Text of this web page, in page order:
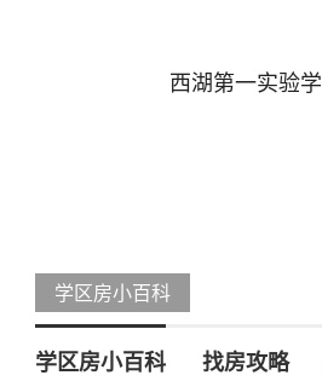
西湖第一实验
学区房小百科
学区房小百科 找房攻略